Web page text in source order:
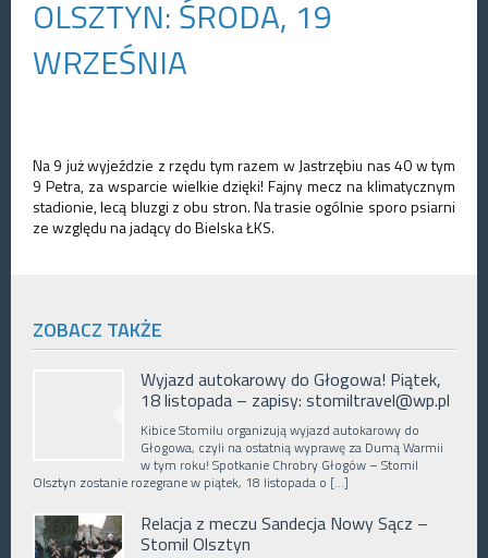
OLSZTYN: ŚRODA, 19
WRZEŚNIA
Na 9 już wyjeździe z rzędu tym razem w Jastrzębiu nas 40 w tym
9 Petra, za wsparcie wielkie dzięki! Fajny mecz na klimatycznym
stadionie, lecą bluzgi z obu stron. Na trasie ogólnie sporo psiarni
ze względu na jadący do Bielska ŁKS.
ZOBACZ TAKŻE
Wyjazd autokarowy do Głogowa! Piątek,
18 listopada – zapisy: stomiltravel@wp.pl
Kibice Stomilu organizują wyjazd autokarowy do
Głogowa, czyli na ostatnią wyprawę za Dumą Warmii
w tym roku! Spotkanie Chrobry Głogów – Stomil
Olsztyn zostanie rozegrane w piątek, 18 listopada o […]
Relacja z meczu Sandecja Nowy Sącz –
Stomil Olsztyn